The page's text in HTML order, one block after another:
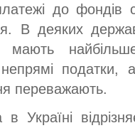
до фондів
В деяких
мають
непрямі
переважають.
Україні